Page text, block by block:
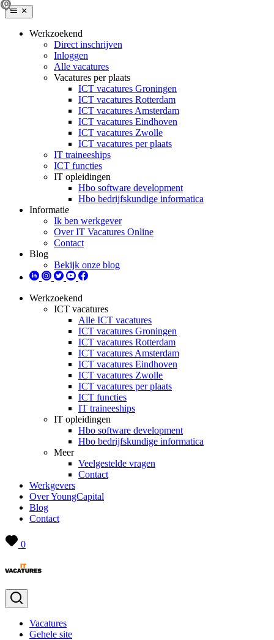
Werkzoekend
Direct inschrijven
Inloggen
Alle vacatures
Vacatures per plaats
ICT vacatures Groningen
ICT vacatures Rotterdam
ICT vacatures Amsterdam
ICT vacatures Eindhoven
ICT vacatures Zwolle
ICT vacatures per plaats
IT traineeships
ICT functies
IT opleidingen
Hbo software development
Hbo bedrijfskundige informatica
Informatie
Ik ben werkgever
Over IT Vacatures Online
Contact
Blog
Bekijk onze blog
Werkzoekend
ICT vacatures
Alle ICT vacatures
ICT vacatures Groningen
ICT vacatures Rotterdam
ICT vacatures Amsterdam
ICT vacatures Eindhoven
ICT vacatures Zwolle
ICT vacatures per plaats
ICT functies
IT traineeships
IT opleidingen
Hbo software development
Hbo bedrijfskundige informatica
Meer
Veelgestelde vragen
Contact
Werkgevers
Over YoungCapital
Blog
Contact
0
Vacatures
Gehele site